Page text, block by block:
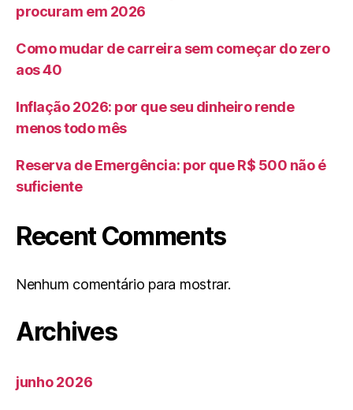
procuram em 2026
Como mudar de carreira sem começar do zero
aos 40
Inflação 2026: por que seu dinheiro rende
menos todo mês
Reserva de Emergência: por que R$ 500 não é
suficiente
Recent Comments
Nenhum comentário para mostrar.
Archives
junho 2026